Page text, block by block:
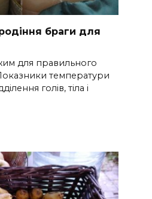
браги для
для правильного
температури
голів, тіла і